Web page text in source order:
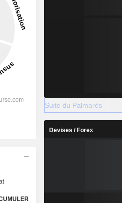
Suite du Palmarès
Devises / Forex